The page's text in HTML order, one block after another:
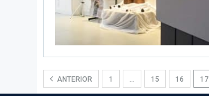
ANTERIOR 1 15 16 17